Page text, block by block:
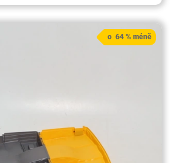
o 64 % méně